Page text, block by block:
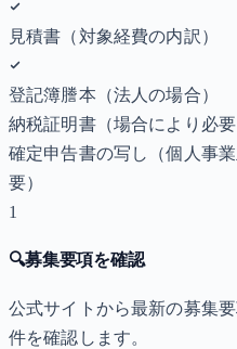
見積書（対象経費の内訳）
登記簿謄本（法人の場合）
納税証明書（場合により必要
確定申告書の写し（個人事業
要）
1
🔍募集要項を確認
公式サイトから最新の募集
件を確認します。